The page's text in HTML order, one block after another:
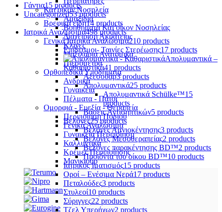
Κατ'οίκον Νοσηλεία
Αμαξίδια
Βοηθήματα Κατ'οίκον Νοσηλείας
Διαχείριση Ακράτειας
Κλίνες
Μαξιλάρια Ανατομικά
Πιεσόμετρα
Ορθοπεδικά Υποδήματα
Ανδρικά
Γυναικεία
Πέλματα - Πάτοι
Ομορφιά - Ευεξία - Θεραπεία
Περιποίηση Ποδιού
Γενικά Αναλώσιμα
Γυναικεία Περιποίηση
Καλλυντικά
Κρέμες Περιποίησης
Μανικιούρ
Γάντια15 products
Uncategorized53 products
Βρεφικά είδη14 products
Ιατρικά Αναλώσιμα498 products
Γενικά Ιατρικά Αναλώσιμα210 products
Επίδεσμοι- Ταινίες Στερέωσης17 products
Απολυμαντικά –
Καθαριστικά41 products
Αξεσουάρ3 products
Απολυμαντικά25 products
Απολυμαντικά Schülke™15
products
Βάσεις Αντισηπτικών5 products
Βελόνες25 products
Βελόνες Αμνιοκέντησης3 products
Βελόνες Μεσοθεραπείας2 products
Βελόνες παρακέντησης BD™2 products
Προϊόντα του οίκου BD™10 products
Ιατρικός Ιματισμός15 products
Οροί – Ενέσιμα Νερά17 products
Πεταλούδες3 products
Στυλεοί10 products
Σύριγγες22 products
Τζελ Υπερήχων2 products